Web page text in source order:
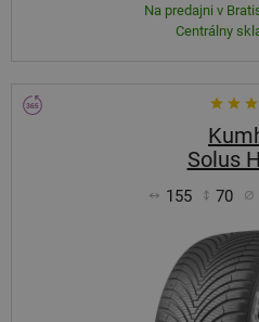
Na predajni v
Centrálny
Solus
155 70